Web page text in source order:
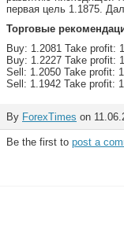
первая цель 1.1875.
Торговые
Buy: 1.2081 Take profit:
Buy: 1.2227 Take profit:
Sell: 1.2050 Take profit:
Sell: 1.1942 Take profit:
By ForexTimes on
Be the first to post a